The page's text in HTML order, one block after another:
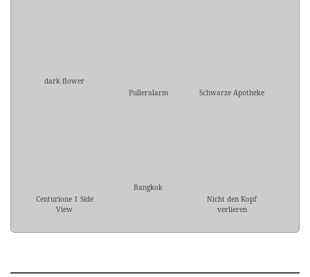
dark flower
Pulleralarm
Schwarze Apotheke
Centurione 1 Side
View
Bangkok
Nicht den Kopf
verlieren